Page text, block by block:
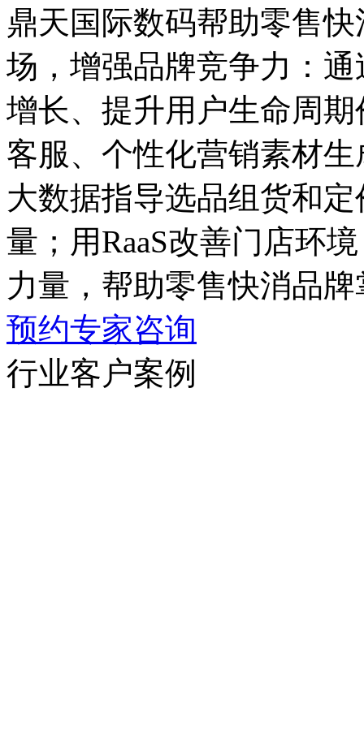
鼎天国际数码帮助零售
场，增强品牌竞争力
增长、提升用户生命周
客服、个性化营销素材
大数据指导选品组货和定
量；用RaaS改善门店环境
力量，帮助零售快消品
预约专家咨询
行业客户案例